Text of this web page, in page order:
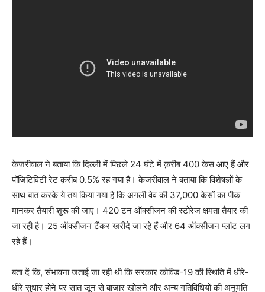
केजरीवाल ने बताया कि दिल्ली में पिछले 24 घंटे में क़रीब 400 केस आए हैं और
पॉजिटिविटी रेट क़रीब 0.5% रह गया है। केजरीवाल ने बताया कि विशेषज्ञों के
साथ बात करके ये तय किया गया है कि अगली वेव की 37,000 केसों का पीक
मानकर तैयारी शुरू की जाए। 420 टन ऑक्सीजन की स्टोरेज क्षमता तैयार की
जा रही है। 25 ऑक्सीजन टैंकर खरीदे जा रहे हैं और 64 ऑक्सीजन प्लांट लग
रहे हैं।
बता दें कि, संभावना जताई जा रही थी कि सरकार कोविड-19 की स्थिति में धीरे-
धीरे सुधार होने पर सात जून से बाजार खोलने और अन्य गतिविधियों की अनुमति